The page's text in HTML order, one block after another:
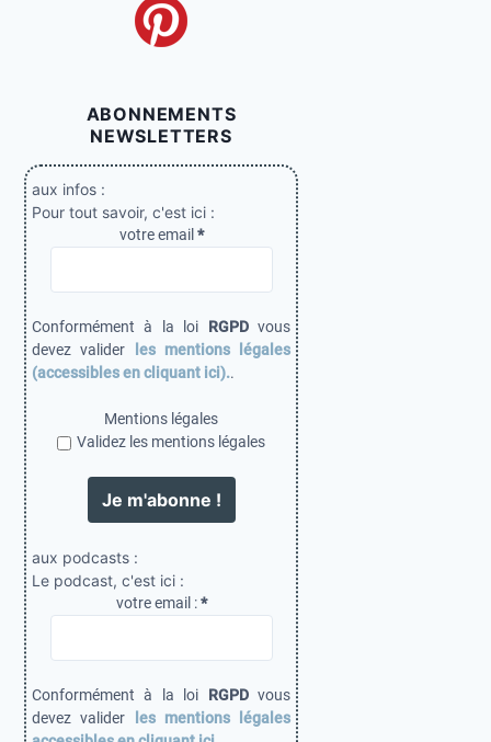
ABONNEMENTS
NEWSLETTERS
aux infos :
Pour tout savoir, c'est ici :
votre email *
Conformément à la loi RGPDvous
devez valider
les mentions légales
(accessibles en cliquant ici)..
Mentions légales
Validez les mentions légales
aux podcasts :
Le podcast, c'est ici :
votre email :*
Conformément à la loi RGPDvous
devez valider
les mentions légales